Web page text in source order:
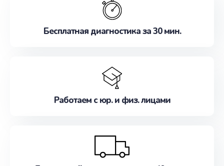
Бесплатная диагностика за 30 мин.
Работаем с юр. и физ. лицами